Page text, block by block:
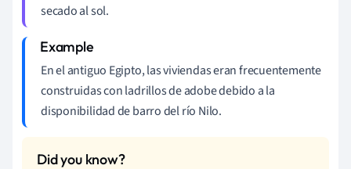
secado al sol.
En el antiguo Egipto, las viviendas eran frecuentemente
construidas con ladrillos de adobe debido a la
disponibilidad de barro del río Nilo.